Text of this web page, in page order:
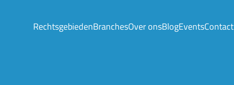
RechtsgebiedenBranchesOver onsBlogEventsContact